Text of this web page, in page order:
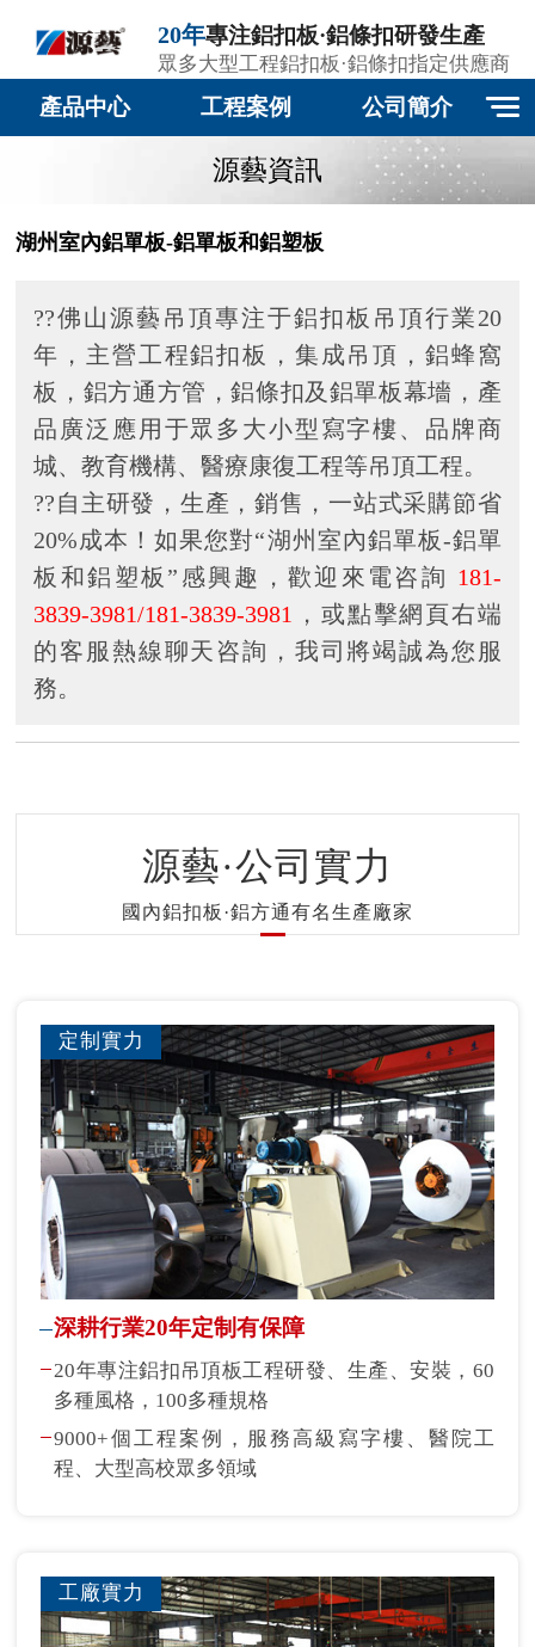
20年專注鋁扣板·鋁條扣研發生產
眾多大型工程鋁扣板·鋁條扣指定供應商
產品中心 工程案例 公司簡介
源藝資訊
湖州室內鋁單板-鋁單板和鋁塑板
??佛山源藝吊頂專注于鋁扣板吊頂行業20
年，主營工程鋁扣板，集成吊頂，鋁蜂窩
板，鋁方通方管，鋁條扣及鋁單板幕墻，產
品廣泛應用于眾多大小型寫字樓、品牌商
城、教育機構、醫療康復工程等吊頂工程。
??自主研發，生產，銷售，一站式采購節省
20%成本！如果您對“湖州室內鋁單板-鋁單
板和鋁塑板”感興趣，歡迎來電咨詢 181-
3839-3981/181-3839-3981
，或點擊網頁右端
的客服熱線聊天咨詢，我司將竭誠為您服
務。
源藝·公司實力
國內鋁扣板·鋁方通有名生產廠家
定制實力
深耕行業20年定制有保障
20年專注鋁扣吊頂板工程研發、生產、安裝，60
多種風格，100多種規格
9000+個工程案例，服務高級寫字樓、醫院工
程、大型高校眾多領域
工廠實力